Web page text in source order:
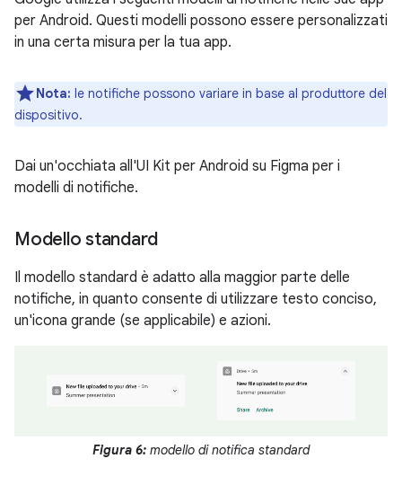
per Android. Questi modelli possono essere personalizzati
in una certa misura per la tua app.
Nota: le notifiche possono variare in base al produttore del
dispositivo.
Dai un'occhiata all'UI Kit per Android su Figma per i
modelli di notifiche.
Modello standard
Il modello standard è adatto alla maggior parte delle
notifiche, in quanto consente di utilizzare testo conciso,
un'icona grande (se applicabile) e azioni.
Figura 6: modello di notifica standard